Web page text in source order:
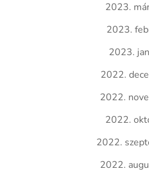
2023.
2023.
2023.
2022.
2022.
2022.
2022.
2022.